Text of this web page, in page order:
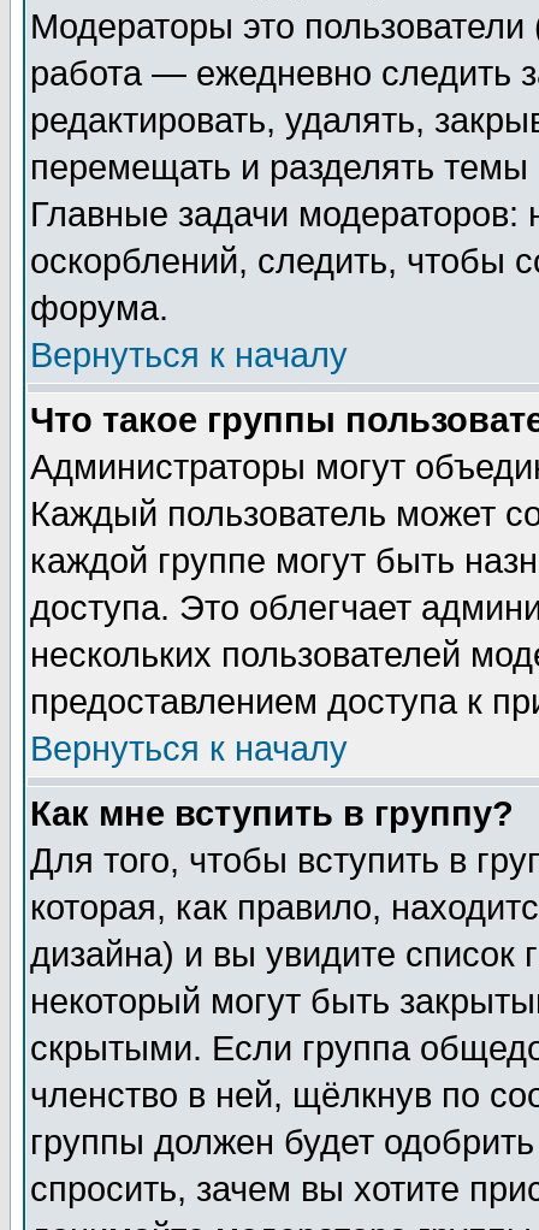
Модераторы это
работа — ежедневно следить
редактировать, удалять,
перемещать и разделять
Главные задачи
оскорблений, следить, чтобы
форума.
Вернуться к началу
Что такое группы
Администраторы могут
Каждый пользователь может
каждой группе могут быть
доступа. Это облегчает
нескольких пользователей
предоставлением доступа к
Вернуться к началу
Как мне вступить в группу?
Для того, чтобы вступить в
которая, как правило,
дизайна) и вы увидите список
некоторый могут быть
скрытыми. Если группа
членство в ней, щёлкнув по
группы должен будет
спросить, зачем вы хотите